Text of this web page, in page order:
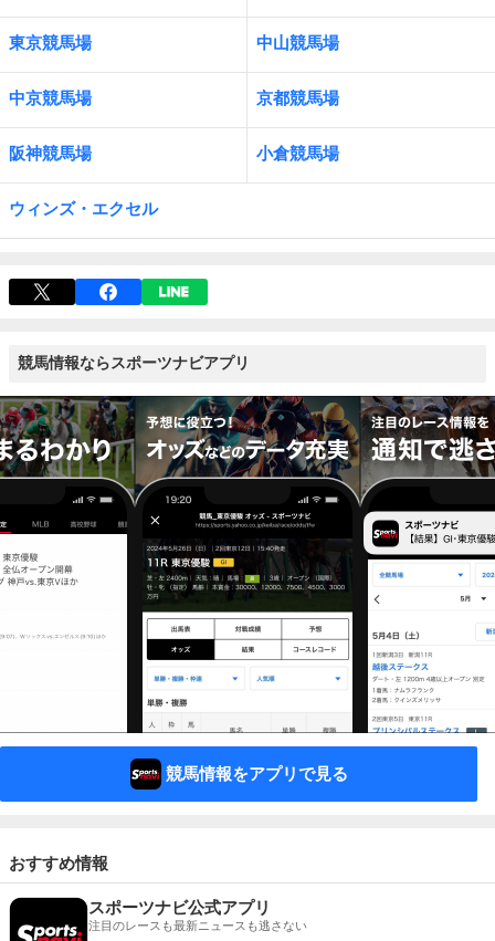
東京競馬場 中山競馬場
中京競馬場 京都競馬場
阪神競馬場 小倉競馬場
ウィンズ・エクセル
競馬情報ならスポーツナビアプリ
競馬情報をアプリで見る
おすすめ情報
スポーツナビ公式アプリ
注目のレースも最新ニュースも逃さない